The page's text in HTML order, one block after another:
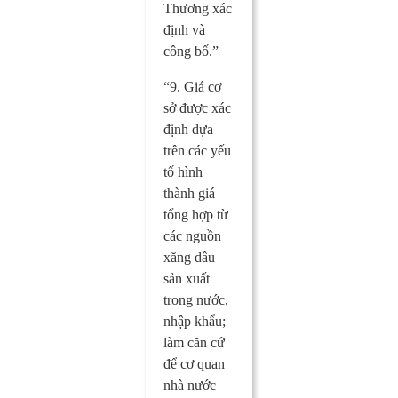
Thương xác
định và
công bố.”
“9. Giá cơ
sở được xác
định dựa
trên các yếu
tố hình
thành giá
tổng hợp từ
các nguồn
xăng dầu
sản xuất
trong nước,
nhập khẩu;
làm căn cứ
để cơ quan
nhà nước